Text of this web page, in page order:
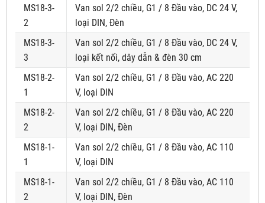
MS18-3-
2
Van sol 2/2 chiều, G1 / 8 Đầu vào, DC 24 V,
loại DIN, Đèn
MS18-3-
3
Van sol 2/2 chiều, G1 / 8 Đầu vào, DC 24 V,
loại kết nối, dây dẫn & đèn 30 cm
MS18-2-
1
Van sol 2/2 chiều, G1 / 8 Đầu vào, AC 220
V, loại DIN
MS18-2-
2
Van sol 2/2 chiều, G1 / 8 Đầu vào, AC 220
V, loại DIN, Đèn
MS18-1-
1
Van sol 2/2 chiều, G1 / 8 Đầu vào, AC 110
V, loại DIN
MS18-1-
2
Van sol 2/2 chiều, G1 / 8 Đầu vào, AC 110
V, loại DIN, Đèn